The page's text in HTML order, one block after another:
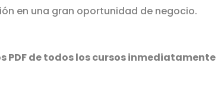
en una gran oportunidad de negocio.
PDF de todos los cursos inmediatamente